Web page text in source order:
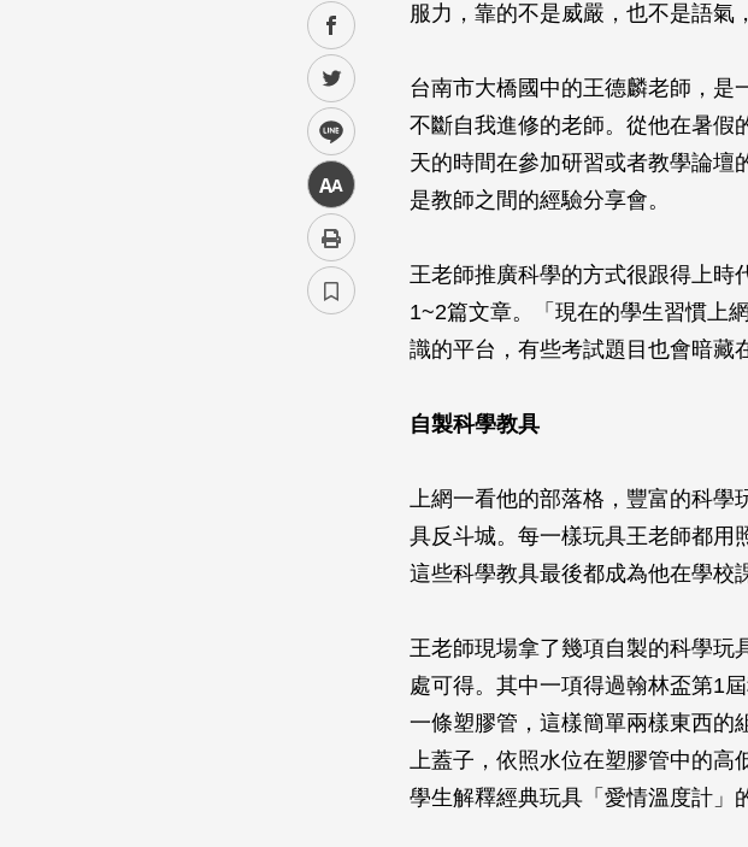
facebook
twitter
line
中
服力，靠的不是威嚴，也不是語氣
台南市大橋國中的王德麟老師，是
不斷自我進修的老師。從他在暑假
天的時間在參加研習或者教學論壇
是教師之間的經驗分享會。
王老師推廣科學的方式很跟得上時
1~2篇文章。「現在的學生習慣上
識的平台，有些考試題目也會暗藏
自製科學教具
上網一看他的部落格，豐富的科學
具反斗城。每一樣玩具王老師都用
這些科學教具最後都成為他在學校
王老師現場拿了幾項自製的科學玩
處可得。其中一項得過翰林盃第1
一條塑膠管，這樣簡單兩樣東西的
上蓋子，依照水位在塑膠管中的高
學生解釋經典玩具「愛情溫度計」